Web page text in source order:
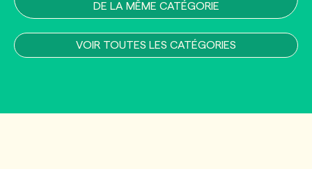
DE LA MÊME CATÉGORIE
VOIR TOUTES LES CATÉGORIES